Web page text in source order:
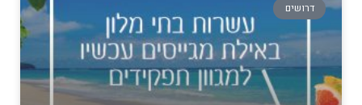
דרושים